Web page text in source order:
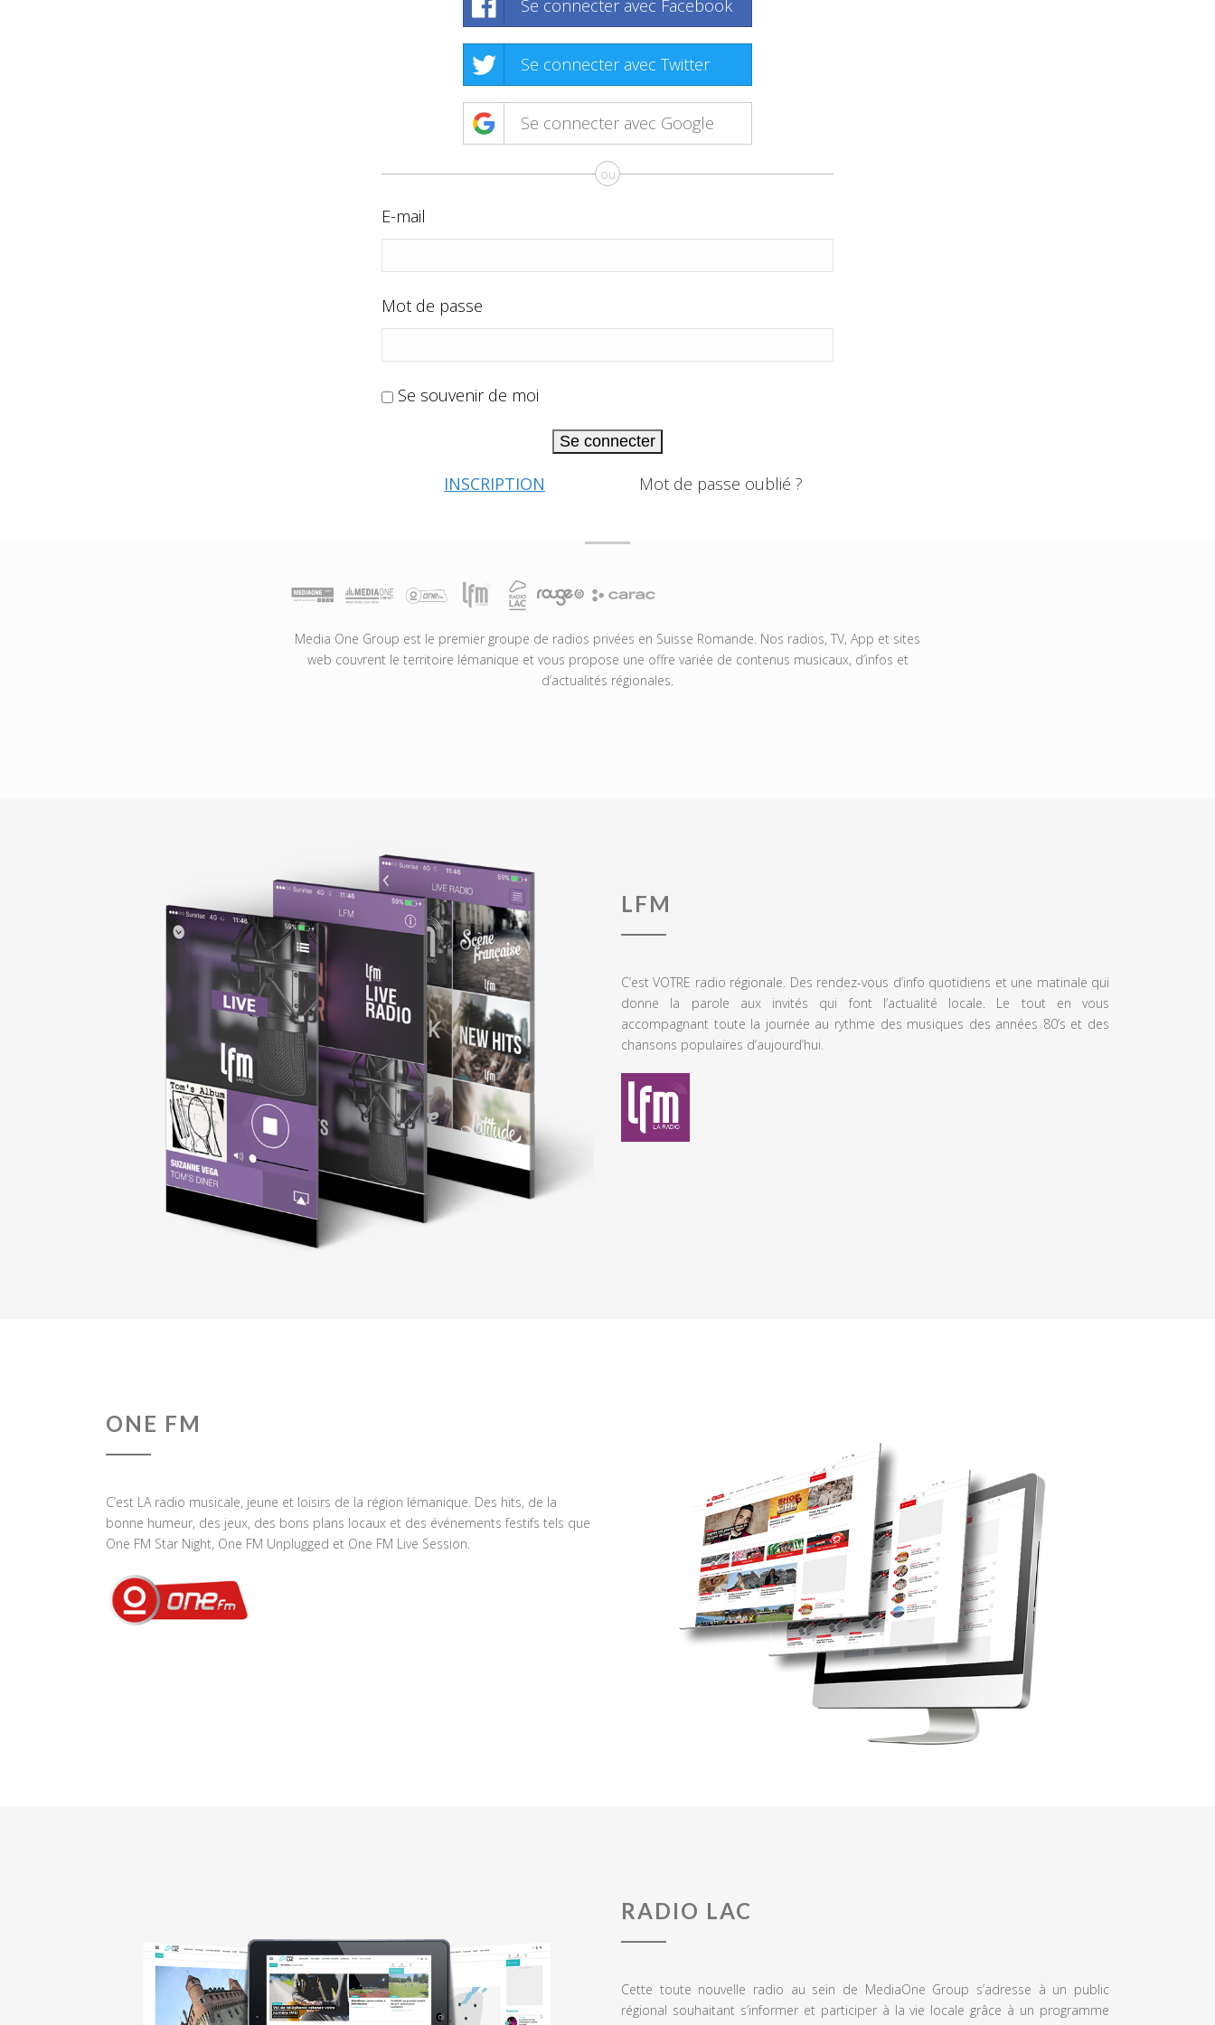
Se connecter avec Facebook
Se connecter avec Twitter
Se connecter avec Google
ou
E-mail
Mot de passe
Se souvenir de moi
Se connecter
INSCRIPTION Mot de passe oublié ?
Media One Group est le premier groupe de radios privées en Suisse Romande. Nos radios, TV, App et sites
web couvrent le territoire lémanique et vous propose une offre variée de contenus musicaux, d’infos et
d’actualités régionales.
LFM
C’est VOTRE radio régionale. Des rendez-vous d’info quotidiens et une matinale qui
donne la parole aux invités qui font l’actualité locale. Le tout en vous
accompagnant toute la journée au rythme des musiques des années 80’s et des
chansons populaires d’aujourd’hui.
ONE FM
C’est LA radio musicale, jeune et loisirs de la région lémanique. Des hits, de la
bonne humeur, des jeux, des bons plans locaux et des événements festifs tels que
One FM Star Night, One FM Unplugged et One FM Live Session.
RADIO LAC
Cette toute nouvelle radio au sein de MediaOne Group s’adresse à un public
régional souhaitant s’informer et participer à la vie locale grâce à un programme